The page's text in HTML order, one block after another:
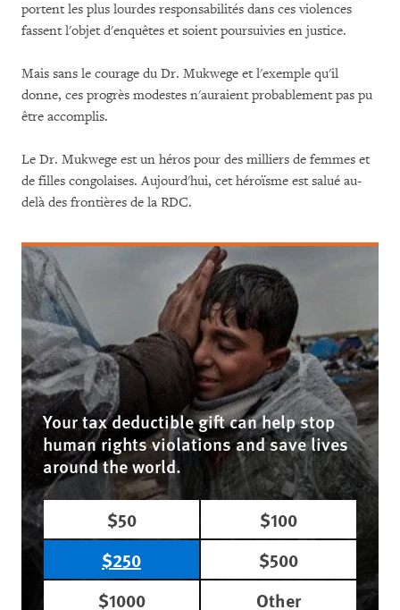
portent les plus lourdes responsabilités dans ces violences
fassent l'objet d'enquêtes et soient poursuivies en justice.
Mais sans le courage du Dr. Mukwege et l'exemple qu'il
donne, ces progrès modestes n'auraient probablement pas pu
être accomplis.
Le Dr. Mukwege est un héros pour des milliers de femmes et
de filles congolaises. Aujourd'hui, cet héroïsme est salué au-
delà des frontières de la RDC.
Your tax deductible gift can help stop
human rights violations and save lives
around the world.
$50
$100
$250
$500
$1000
Other